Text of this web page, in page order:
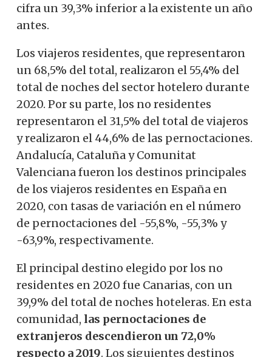
cifra un 39,3% inferior a la existente un año
antes.
Los viajeros residentes, que representaron
un 68,5% del total, realizaron el 55,4% del
total de noches del sector hotelero durante
2020. Por su parte, los no residentes
representaron el 31,5% del total de viajeros
y realizaron el 44,6% de las pernoctaciones.
Andalucía, Cataluña y Comunitat
Valenciana fueron los destinos principales
de los viajeros residentes en España en
2020, con tasas de variación en el número
de pernoctaciones del -55,8%, -55,3% y
-63,9%, respectivamente.
El principal destino elegido por los no
residentes en 2020 fue Canarias, con un
39,9% del total de noches hoteleras. En esta
comunidad, las pernoctaciones de
extranjeros descendieron un 72,0%
respecto a 2019. Los siguientes destinos